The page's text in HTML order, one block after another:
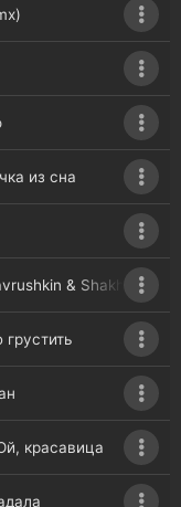
из сна
& Shakhov rmx)
красавица